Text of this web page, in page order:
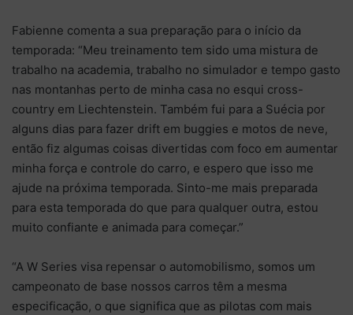
Fabienne comenta a sua preparação para o início da
temporada: “Meu treinamento tem sido uma mistura de
trabalho na academia, trabalho no simulador e tempo gasto
nas montanhas perto de minha casa no esqui cross-
country em Liechtenstein. Também fui para a Suécia por
alguns dias para fazer drift em buggies e motos de neve,
então fiz algumas coisas divertidas com foco em aumentar
minha força e controle do carro, e espero que isso me
ajude na próxima temporada. Sinto-me mais preparada
para esta temporada do que para qualquer outra, estou
muito confiante e animada para começar.”
“A W Series visa repensar o automobilismo, somos um
campeonato de base nossos carros têm a mesma
especificação, o que significa que as pilotas com mais